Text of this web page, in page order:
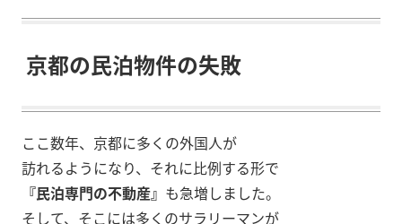
京都の民泊物件の失敗
ここ数年、京都に多くの外国人が
訪れるようになり、それに比例する形で
『民泊専門の不動産』 も急増しました。
そして、そこには多くのサラリーマンが